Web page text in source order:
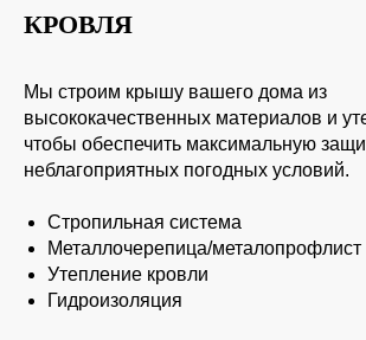
КРОВЛЯ
Мы строим крышу вашего дома из
высококачественных материалов и
чтобы обеспечить максимальную
неблагоприятных погодных условий.
Стропильная система
Металлочерепица/металопрофлист
Утепление кровли
Гидроизоляция